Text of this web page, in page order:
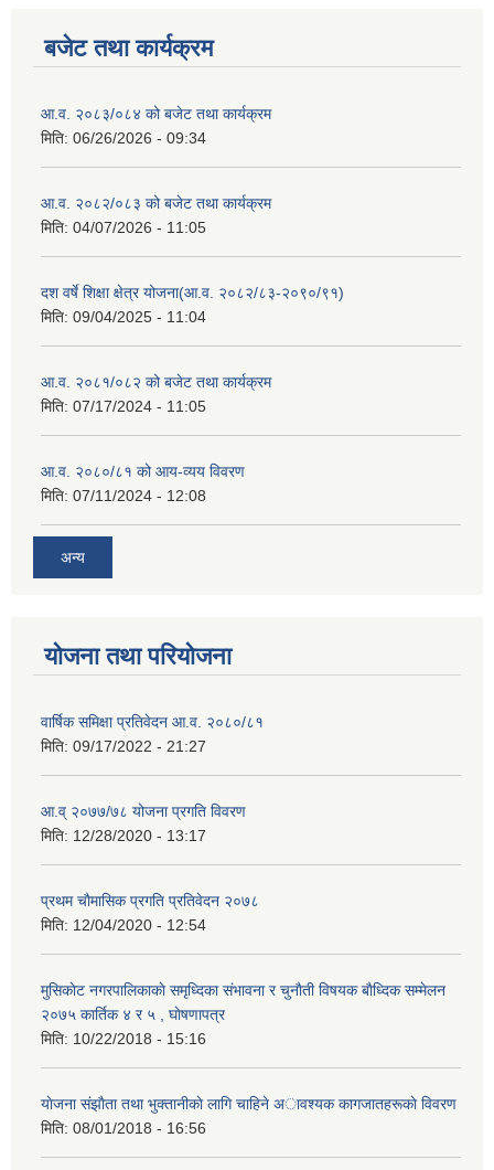
बजेट तथा कार्यक्रम
आ.व. २०८३/०८४ को बजेट तथा कार्यक्रम
मिति: 06/26/2026 - 09:34
आ.व. २०८२/०८३ को बजेट तथा कार्यक्रम
मिति: 04/07/2026 - 11:05
दश वर्षे शिक्षा क्षेत्र योजना(आ.व. २०८२/८३-२०९०/९१)
मिति: 09/04/2025 - 11:04
आ.व. २०८१/०८२ को बजेट तथा कार्यक्रम
मिति: 07/17/2024 - 11:05
आ.व. २०८०/८१ को आय-व्यय विवरण
मिति: 07/11/2024 - 12:08
अन्य
योजना तथा परियोजना
वार्षिक समिक्षा प्रतिवेदन आ.व. २०८०/८१
मिति: 09/17/2022 - 21:27
आ.व् २०७७/७८ योजना प्रगति विवरण
मिति: 12/28/2020 - 13:17
प्रथम चाैमासिक प्रगति प्रतिवेदन २०७८
मिति: 12/04/2020 - 12:54
मुसिकाेट नगरपालिकाकाे समृध्दिका संभावना र चुनाैती विषयक बाैध्दिक सम्मेलन
२०७५ कार्तिक ४ र ५ , घाेषणापत्र
मिति: 10/22/2018 - 15:16
याेजना संझाैता तथा भुक्तानीकाे लागि चाहिने अावश्यक कागजातहरूकाे विवरण
मिति: 08/01/2018 - 16:56